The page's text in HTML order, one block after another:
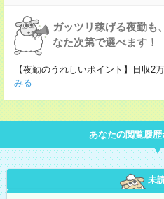
ガッツリ稼げる夜勤も
なた次第で選べます！
【夜勤のうれしいポイント】日収2
みる
あなたの閲覧履
未